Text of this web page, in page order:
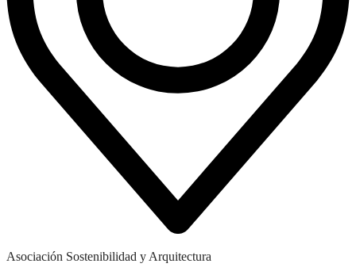
Asociación Sostenibilidad y Arquitectura